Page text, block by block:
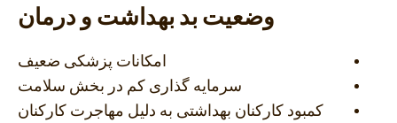
وضعیت بد بهداشت و درمان
امکانات پزشکی ضعیف
سرمایه گذاری کم در بخش سلامت
کمبود کارکنان بهداشتی به دلیل مهاجرت کارکنان